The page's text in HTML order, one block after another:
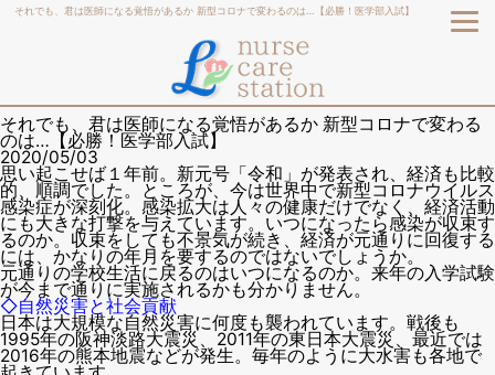
それでも、君は医師になる覚悟があるか 新型コロナで変わるのは…【必勝！医学部入試】
それでも、君は医師になる覚悟があるか 新型コロナで変わる
のは…【必勝！医学部入試】
2020/05/03
思い起こせば１年前。新元号「令和」が発表され、経済も比較
的、順調でした。ところが、今は世界中で新型コロナウイルス
感染症が深刻化。感染拡大は人々の健康だけでなく、経済活動
にも大きな打撃を与えています。いつになったら感染が収束す
るのか。収束をしても不景気が続き、経済が元通りに回復する
には、かなりの年月を要するのではないでしょうか。
元通りの学校生活に戻るのはいつになるのか。来年の入学試験
が今まで通りに実施されるかも分かりません。
◇自然災害と社会貢献
日本は大規模な自然災害に何度も襲われています。戦後も
1995年の阪神淡路大震災、2011年の東日本大震災、最近では
2016年の熊本地震などが発生。毎年のように大水害も各地で